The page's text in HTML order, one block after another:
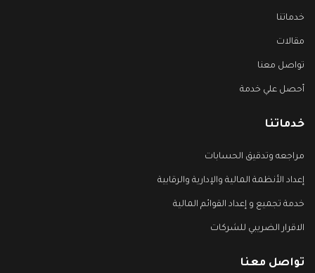
خدماتنا
مقالات
تواصل معنا
أحصل علي خدمة
خدماتنا
مراجعه وتدقيق الحسابات
إعداد الأنظمة المالية والإدارية والرقابية
خدمة تجميع و إعداد القوائم المالية
الاقرار الضريبي للشركات
تواصل معنا